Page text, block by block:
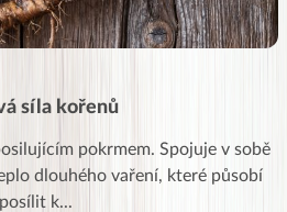
síla kořenů
pokrmem. Spojuje v sobě
dlouhého vaření, které působí
k...